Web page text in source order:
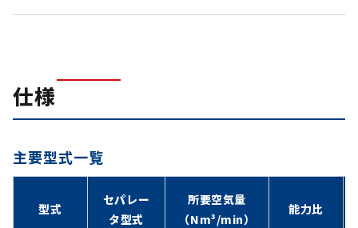
仕様
主要型式一覧
型式
セパレー
タ型式
所要空気量
（Nm³/min）
能力比